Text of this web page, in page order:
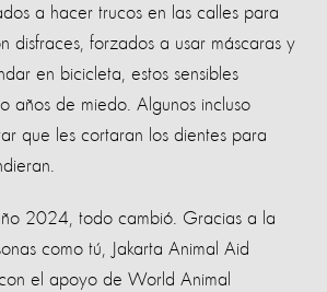
a hacer trucos en las calles para
disfraces, forzados a usar máscaras y
en bicicleta, estos sensibles
años de miedo. Algunos incluso
que les cortaran los dientes para
2024, todo cambió. Gracias a la
como tú, Jakarta Animal Aid
el apoyo de World Animal